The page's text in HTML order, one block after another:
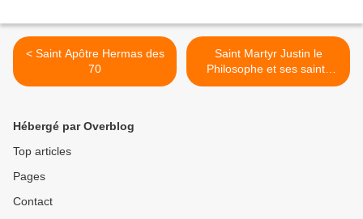
< Saint Apôtre Hermas des
70
Saint Martyr Justin le
Philosophe et ses saints
compagnons à Rome >
Hébergé par Overblog
Top articles
Pages
Contact